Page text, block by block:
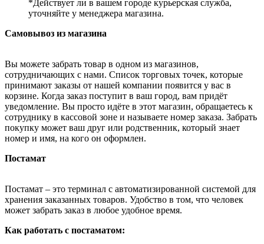
*Действует ли в вашем городе курьерская служба,
уточняйте у менеджера магазина.
Самовывоз из магазина
Вы можете забрать товар в одном из магазинов,
сотрудничающих с нами. Список торговых точек, которые
принимают заказы от нашей компании появится у вас в
корзине. Когда заказ поступит в ваш город, вам придёт
уведомление. Вы просто идёте в этот магазин, обращаетесь к
сотруднику в кассовой зоне и называете номер заказа. Забрать
покупку может ваш друг или родственник, который знает
номер и имя, на кого он оформлен.
Постамат
Постамат – это терминал с автоматизированной системой для
хранения заказанных товаров. Удобство в том, что человек
может забрать заказ в любое удобное время.
Как работать с постаматом: